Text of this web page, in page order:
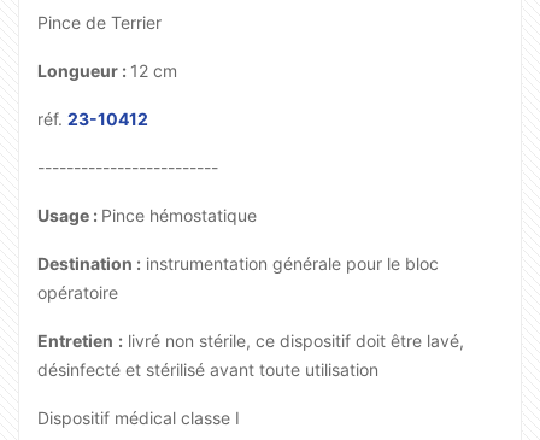
Pince de Terrier
Longueur : 12 cm
réf. 23-10412
-------------------------
Usage : Pince hémostatique
Destination : instrumentation générale pour le bloc
opératoire
Entretien : livré non stérile, ce dispositif doit être lavé,
désinfecté et stérilisé avant toute utilisation
Dispositif médical classe I